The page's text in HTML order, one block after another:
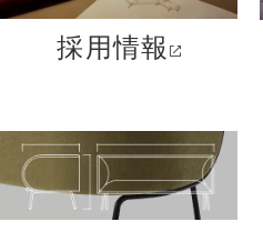
採用情報